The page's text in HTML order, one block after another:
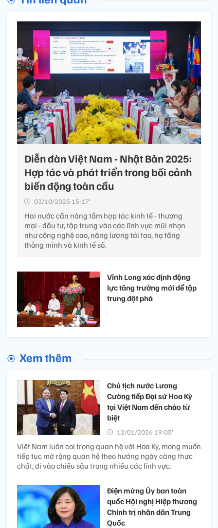
Diễn đàn Việt Nam - Nhật Bản 2025:
Hợp tác và phát triển trong bối cảnh
biến động toàn cầu
03/10/2025 15:17’
Hai nước cần nâng tầm hợp tác kinh tế - thương
mại - đầu tư, tập trung vào các lĩnh vực mũi nhọn
như công nghệ cao, năng lượng tái tạo, hạ tầng
thông minh và kinh tế số.
Vĩnh Long xác định động
lực tăng trưởng mới để tập
trung đột phá
Xem thêm
Chủ tịch nước Lương
Cường tiếp Đại sứ Hoa Kỳ
tại Việt Nam đến chào từ
biệt
12/01/2026 19:05’
Việt Nam luôn coi trọng quan hệ với Hoa Kỳ, mong muốn
tiếp tục mở rộng quan hệ theo hướng ngày càng thực
chất, đi vào chiều sâu trong nhiều các lĩnh vực.
Điện mừng Ủy ban toàn
quốc Hội nghị Hiệp thương
Chính trị nhân dân Trung
Quốc